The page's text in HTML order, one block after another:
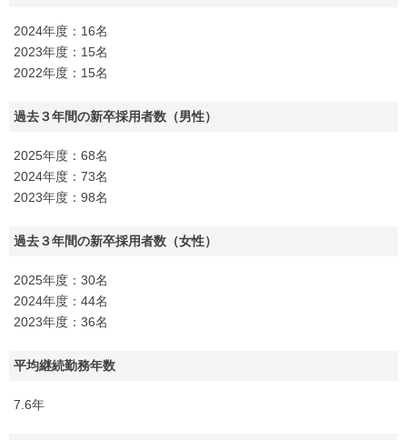
2024年度：16名
2023年度：15名
2022年度：15名
過去３年間の新卒採用者数（男性）
2025年度：68名
2024年度：73名
2023年度：98名
過去３年間の新卒採用者数（女性）
2025年度：30名
2024年度：44名
2023年度：36名
平均継続勤務年数
7.6年